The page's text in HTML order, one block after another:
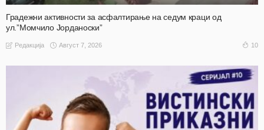
Градежни активности за асфалтирање на седум краци од
ул.”Момчило Јорданоски”
Редакција Август 7, 2026 10